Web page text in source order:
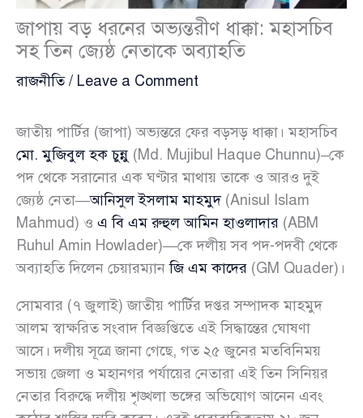
জাপায় বড় ধরনের অভ্যন্তরীণ ধাক্কা: মহাসচিব
সহ তিন জ্যেষ্ঠ নেতাকে অব্যাহতি
রাজনীতি/ Leave a Comment
জাতীয় পার্টির (জাপা) অভ্যন্তরে ফের বড়সড় ধাক্কা। মহাসচিব
মো. মুজিবুল হক চুন্নু (Md. Mujibul Haque Chunnu)–কে
পদ থেকে সরানোর এক ঘণ্টার মাথায় তাকে ও আরও দুই
জ্যেষ্ঠ নেতা—আনিসুল ইসলাম মাহমুদ(Anisul Islam
Mahmud) ও এ বি এম রুহুল আমিন হাওলাদার (ABM
Ruhul Amin Howlader)—কে দলীয় সব পদ-পদবী থেকে
অব্যাহতি দিলেন চেয়ারম্যানজি এম কাদের (GM Quader)।
সোমবার (৭ জুলাই) জাতীয় পার্টির দপ্তর সম্পাদক মাহমুদ
আলম স্বাক্ষরিত সংবাদ বিজ্ঞপ্তিতে এই সিদ্ধান্তের ঘোষণা
আসে। দলীয় সূত্রে জানা গেছে, গত ২৫ জুনের মতবিনিময়
সভায় জেলা ও মহানগর পর্যায়ের নেতারা এই তিন সিনিয়র
নেতার বিরুদ্ধে দলীয় শৃঙ্খলা ভঙ্গের অভিযোগ আনেন এবং